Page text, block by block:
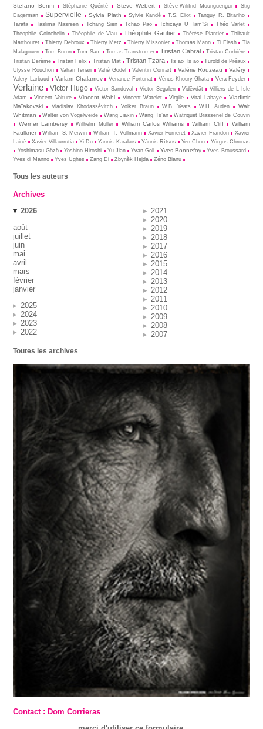
Stefano Benni Stéphanie Quérité Steve Webert Stève-Wilifrid Mounguengui
Stig
Dagerman
Supervielle Sylvia Plath Sylvie Kandé T.S. Eliot
Tanguy R. Bitariho
Tarafa
Taslima Nasreen Tchang Sien Tchao Pao Tchicaya U Tam’Si
Théo Varlet
Théophile Coinchelin
Théophile de Viau Théophile Gautier Thérèse Plantier
Thibault
Marthouret
Thierry Debroux Thierry Metz Thierry Missonier Thomas Mann Ti Flash
Tia
Malagouen
Tom Buron Tom Sam Tomas Tranströmer Tristan Cabral
Tristan Corbière
Tristan Derème
Tristan Felix Tristan Mat Tristan Tzara Ts ao Ts ao
Turold de Préaux
Ulysse Rouchon
Vahan Terian Vahé Godel Valentin Conrart Valérie Rouzeau Valéry
Valery Larbaud Varlam Chalamov Venance Fortunat Vénus Khoury-Ghata Vera Feyder
Verlaine Victor Hugo Victor Sandoval Victor Segalen Vidêvdât
Villiers de L Isle
Adam
Vincent Voiture Vincent Wahl Vincent Watelet Virgile Vital Lahaye
Vladimir
Maïakovski
Vladislav Khodassévitch Volker Braun W.B. Yeats W.H. Auden
Walt
Whitman
Walter von Vogelweide Wang Jiaxin Wang Ts’an Watriquet Brassenel de Couvin
Werner Lambersy Wilhelm Müller William Carlos Williams William Cliff
William
Faulkner
William S. Merwin William T. Vollmann Xavier Forneret Xavier Frandon
Xavier
Lainé
Xavier Villaurrutia Xi Du Yannis Karakos Yànnis Rìtsos Yen Chou
Yòrgos Chronas
Yoshimasu Gôzô
Yoshino Hiroshi Yu Jian Yvan Goll Yves Bonnefoy
Yves Broussard
Yves di Manno
Yves Ughes Zang Di Zbynĕk Hejda Zéno Bianu
Tous les auteurs
Archives
2026
août
juillet
juin
mai
avril
mars
février
janvier
2025
2024
2023
2022
2021
2020
2019
2018
2017
2016
2015
2014
2013
2012
2011
2010
2009
2008
2007
Toutes les archives
Contact : Dom Corrieras